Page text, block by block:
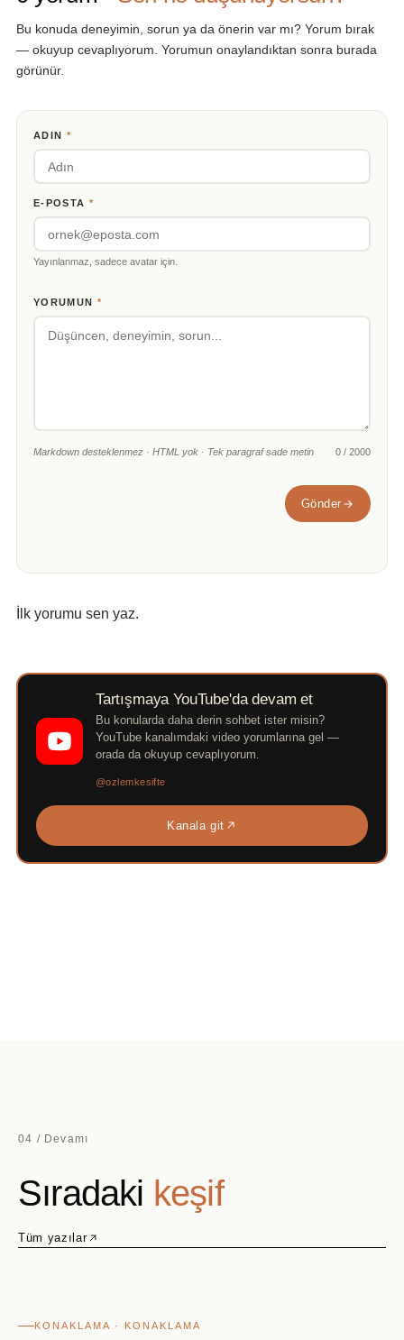
Bu konuda deneyimin, sorun ya da önerin var mı? Yorum bırak
— okuyup cevaplıyorum. Yorumun onaylandıktan sonra burada
görünür.
ADIN *
E-POSTA *
Yayınlanmaz, sadece avatar için.
YORUMUN *
Markdown desteklenmez · HTML yok · Tek paragraf sade metin 0 / 2000
Gönder
İlk yorumu sen yaz.
Tartışmaya YouTube'da devam et
Bu konularda daha derin sohbet ister misin?
YouTube kanalımdaki video yorumlarına gel —
orada da okuyup cevaplıyorum.
@ozlemkesifte
Kanala git
04 / Devamı
Sıradaki keşif
Tüm yazılar
KONAKLAMA · KONAKLAMA